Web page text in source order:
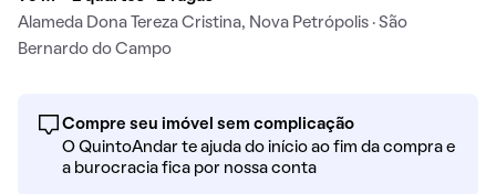
Alameda Dona Tereza Cristina, Nova Petrópolis · São
Bernardo do Campo
Compre seu imóvel sem complicação
O QuintoAndar te ajuda do início ao fim da compra e
a burocracia fica por nossa conta